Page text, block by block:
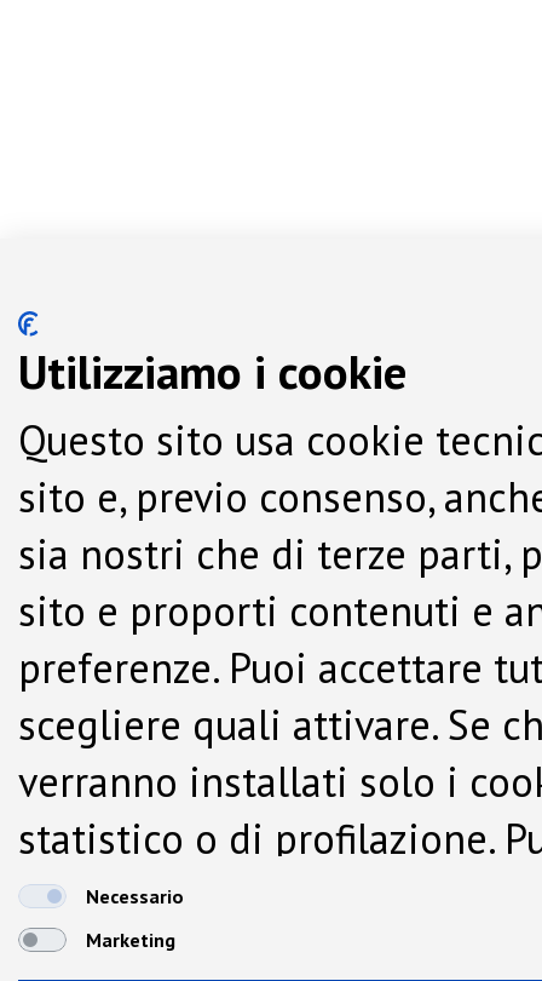
Utilizziamo i cookie
Questo sito usa cookie
sito e, previo consenso,
sia nostri che di terze parti,
sito e proporti contenuti e
preferenze. Puoi accettare
scegliere quali attivare. Se
verranno installati solo i
statistico o di profilazione.
dalla Cookie Policy.
Necessario
Marketing